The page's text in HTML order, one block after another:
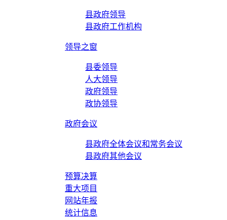
县政府领导
县政府工作机构
领导之窗
县委领导
人大领导
政府领导
政协领导
政府会议
县政府全体会议和常务会议
县政府其他会议
预算决算
重大项目
网站年报
统计信息